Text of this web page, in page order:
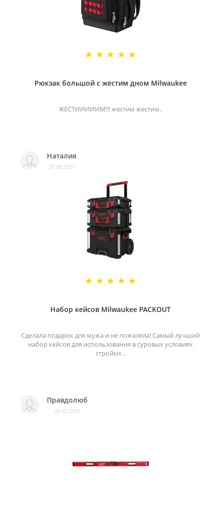
Рюкзак большой с жестим дном Milwaukee
ЖЕСТИИИИИМ!!! жестим жестим..
Наталия
27.08.2021
Набор кейсов Milwaukee PACKOUT
Сделала подарок для мужа и не пожалела! Самый лучший
набор кейсов для использования в суровых условиях
стройки ..
Правдолюб
06.07.2021